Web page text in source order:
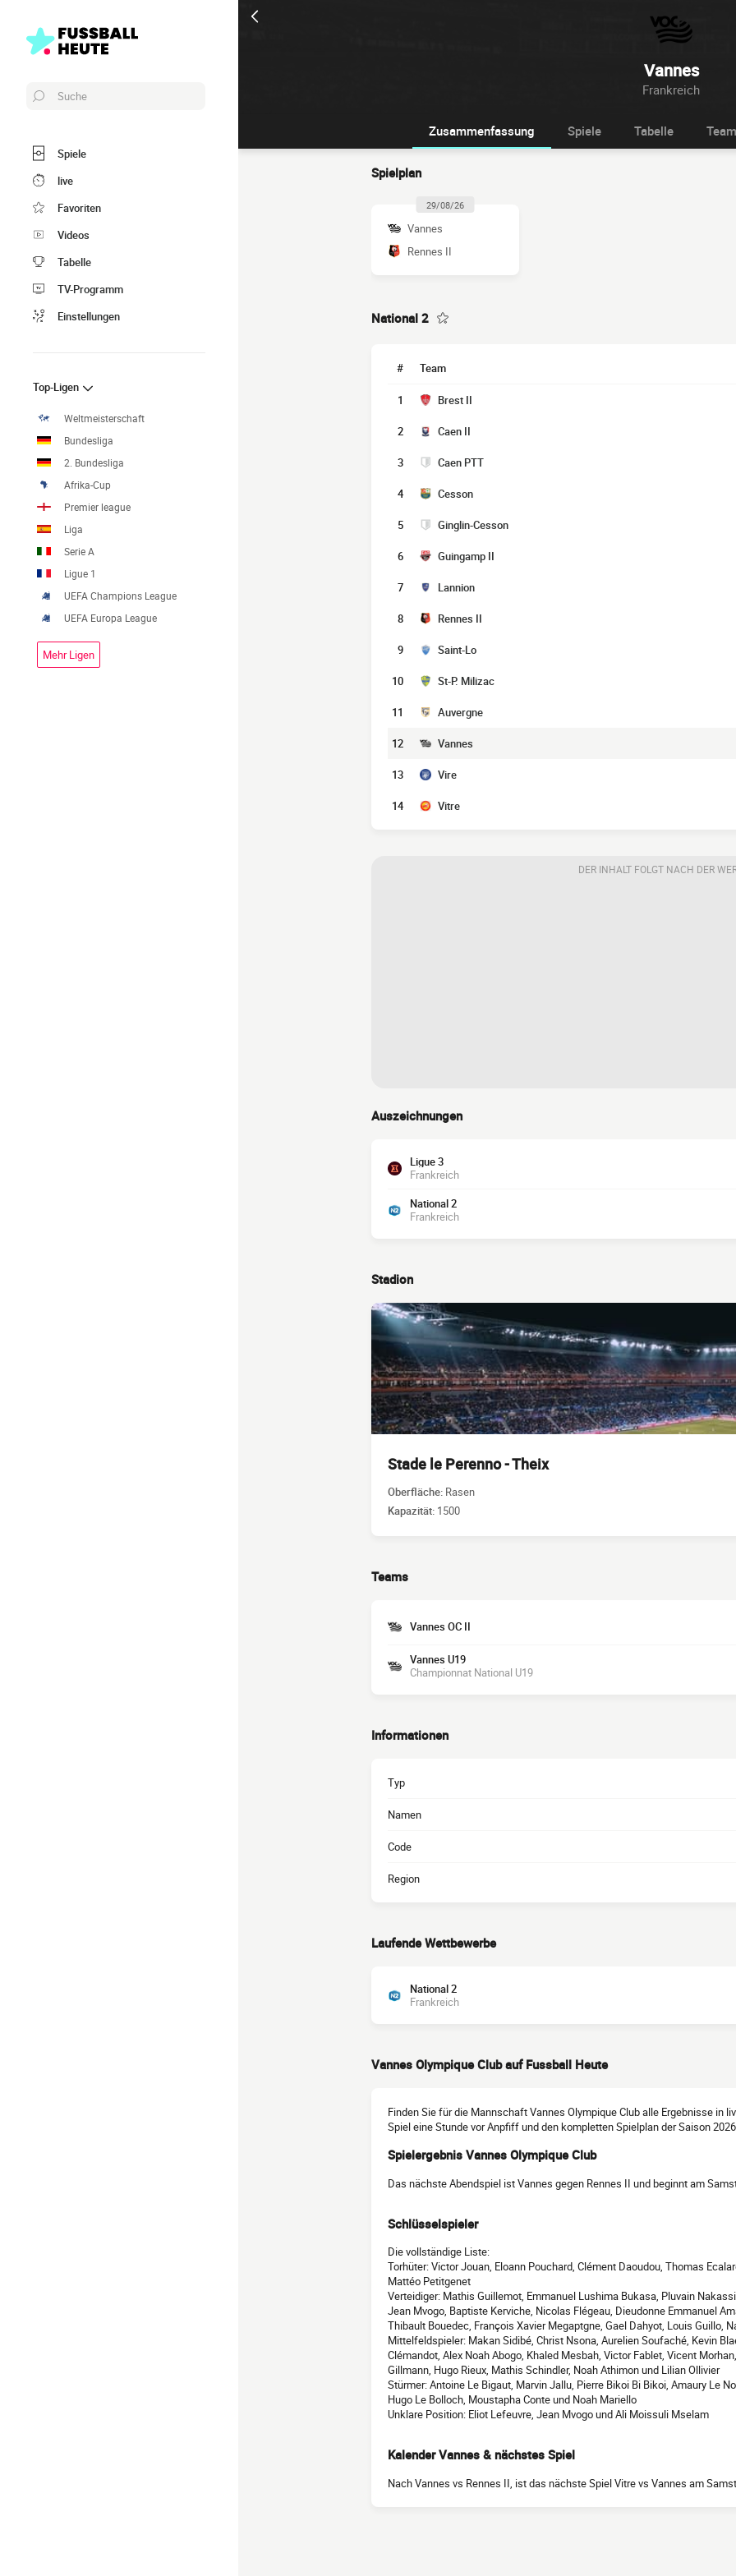
Vannes
Frankreich
Suche
Spiele
live
Favoriten
Videos
Tabelle
TV-Programm
Einstellungen
Top-Ligen
Weltmeisterschaft
Bundesliga
2. Bundesliga
Afrika-Cup
Premier league
Liga
Serie A
Ligue 1
UEFA Champions League
UEFA Europa League
Mehr Ligen
Zusammenfassung Spiele Tabelle Team
Spielplan
29/08/26
Vannes
Rennes II
National 2
# Team
1 Brest II
2 Caen II
3 Caen PTT
4 Cesson
5 Ginglin-Cesson
6 Guingamp II
7 Lannion
8 Rennes II
9 Saint-Lo
10 St-P. Milizac
11 Auvergne
12 Vannes
13 Vire
14 Vitre
DER INHALT FOLGT NACH DER
Auszeichnungen
Ligue 3
Frankreich
National 2
Frankreich
Stadion
Stade le Perenno - Theix
Oberfläche: Rasen
Kapazität: 1500
Teams
Vannes OC II
Vannes U19
Championnat National U19
Informationen
Typ
Namen
Code
Region
Laufende Wettbewerbe
National 2
Frankreich
Vannes Olympique Club auf Fussball Heute
Finden Sie für die Mannschaft Vannes Olympique Club alle Ergebnisse in
Spiel eine Stunde vor Anpfiff und den kompletten Spielplan der Saison
Spielergebnis Vannes Olympique Club
Das nächste Abendspiel ist Vannes gegen Rennes II und beginnt am
Schlüsselspieler
Die vollständige Liste:
Torhüter: Victor Jouan, Eloann Pouchard, Clément Daoudou, Thomas
Mattéo Petitgenet
Verteidiger: Mathis Guillemot, Emmanuel Lushima Bukasa, Pluvain
Jean Mvogo, Baptiste Kerviche, Nicolas Flégeau, Dieudonne Emmanuel
Thibault Bouedec, François Xavier Megaptgne, Gael Dahyot, Louis Guillo,
Mittelfeldspieler: Makan Sidibé, Christ Nsona, Aurelien Soufaché, Kevin
Clémandot, Alex Noah Abogo, Khaled Mesbah, Victor Fablet, Vicent
Gillmann, Hugo Rieux, Mathis Schindler, Noah Athimon und Lilian Ollivier
Stürmer: Antoine Le Bigaut, Marvin Jallu, Pierre Bikoi Bi Bikoi, Amaury Le
Hugo Le Bolloch, Moustapha Conte und Noah Mariello
Unklare Position: Eliot Lefeuvre, Jean Mvogo und Ali Moissuli Mselam
Kalender Vannes & nächstes Spiel
Nach Vannes vs Rennes II, ist das nächste Spiel Vitre vs Vannes am